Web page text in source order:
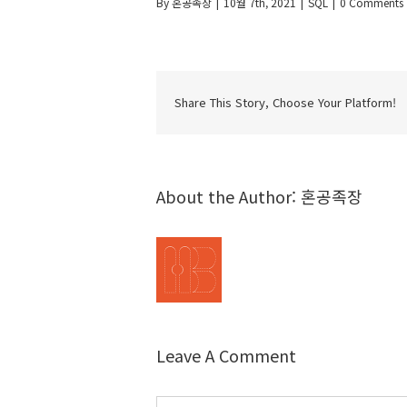
Share This Story, Choose Your Platform!
About the Author: 혼공족장
Leave A Comment